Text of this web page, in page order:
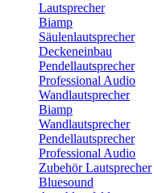
Lautsprecher
Biamp
Säulenlautsprecher
Deckeneinbau
Pendellautsprecher
Professional Audio
Wandlautsprecher
Biamp
Wandlautsprecher
Pendellautsprecher
Professional Audio
Zubehör Lautsprecher
Bluesound